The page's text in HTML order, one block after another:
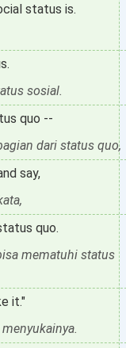
status is.
sosial.
quo --
dari status quo,
say,
quo.
mematuhi status
it."